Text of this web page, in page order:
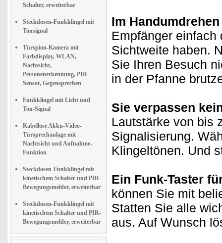
Schalter, erweiterbar
Steckdosen-Funkklingel mit
Tonsignal
Türspion-Kamera mit
Farbdisplay, WLAN,
Nachtsicht,
Personenerkennung, PIR-
Sensor, Gegensprechen
Funkklingel mit Licht und
Ton-Signal
Kabellose Akku-Video-
Türsprechanlage mit
Nachtsicht und Aufnahme-
Funktion
Steckdosen-Funkklingel mit
kinetischem Schalter und PIR-
Bewegungsmelder, erweiterbar
Steckdosen-Funkklingel mit
kinetischem Schalter und PIR-
Bewegungsmelder, erweiterbar
Im
Empfänger
Sichtweite haben.
Sie Ihren Besuch
in der Pfanne
Sie verpassen
Lautstärke von bis
Signalisierung.
Klingeltönen. Und
Ein Funk-Taster
können Sie mit
Statten Sie alle
aus. Auf Wunsch